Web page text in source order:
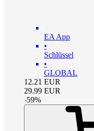
EA App
•
Schlüssel
•
GLOBAL
12.21 EUR
29.99 EUR
-59%